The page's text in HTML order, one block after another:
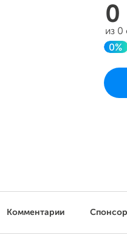
0
из 0
0%
в
Комментарии